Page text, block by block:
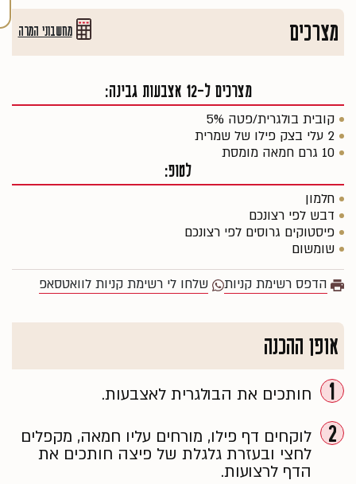
מצרכים מחשבוני המרה
מצרכים ל-12 אצבעות גבינה:
קובית בולגרית/פטה 5%
2 עלי בצק פילו של שמרית
10 גרם חמאה מומסת
לטופ:
חלמון
דבש לפי רצונכם
פיסטוקים גרוסים לפי רצונכם
שומשום
הדפס רשימת קניות שלחו לי רשימת קניות לוואטסאפ
אופן ההכנה
1 חותכים את הבולגרית לאצבעות.
2
לוקחים דף פילו, מורחים עליו חמאה, מקפלים
לחצי ובעזרת גלגלת של פיצה חותכים את
הדף לרצועות.